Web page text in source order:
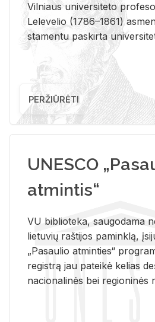
Vil­niaus uni­ver­si­te­to
Le­le­ve­lio (1786–1861)
sta­men­tu pa­skir­ta
PERŽIŪRĖTI
UNESCO
atmintis“
VU biblioteka, saugodama
lietuvių raštijos paminklą,
„Pasaulio atminties“
registrą jau pateikė kelias
nacionalinės bei regioninės